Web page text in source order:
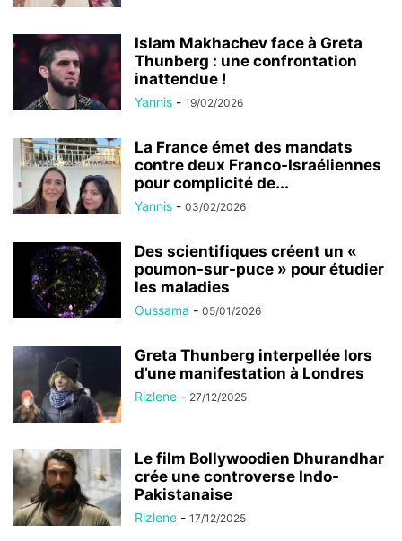
Islam Makhachev face à Greta
Thunberg : une confrontation
inattendue !
Yannis - 19/02/2026
La France émet des mandats
contre deux Franco-Israéliennes
pour complicité de...
Yannis - 03/02/2026
Des scientifiques créent un «
poumon-sur-puce » pour étudier
les maladies
Oussama - 05/01/2026
Greta Thunberg interpellée lors
d’une manifestation à Londres
Rizlene - 27/12/2025
Le film Bollywoodien Dhurandhar
crée une controverse Indo-
Pakistanaise
Rizlene - 17/12/2025